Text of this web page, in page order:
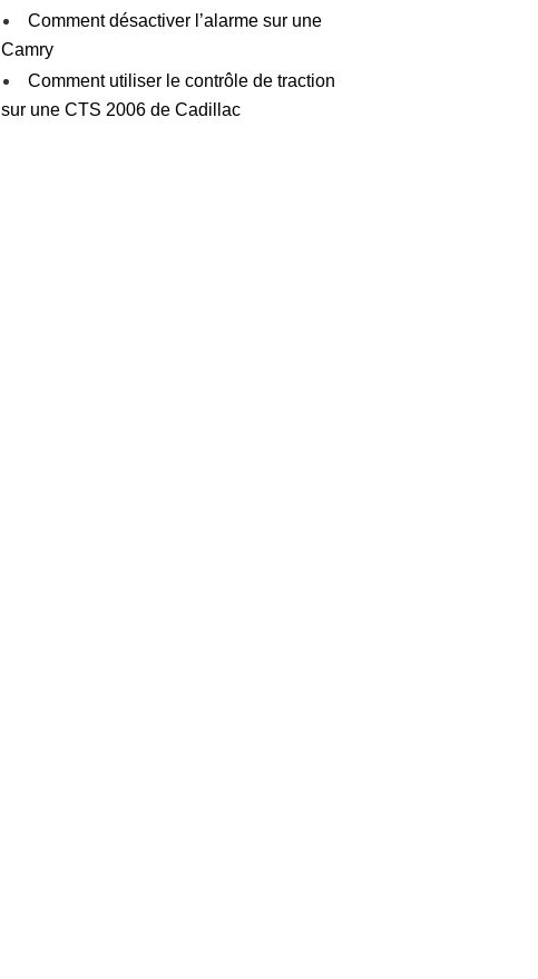
Comment désactiver l’alarme sur une
Camry
Comment utiliser le contrôle de traction
sur une CTS 2006 de Cadillac